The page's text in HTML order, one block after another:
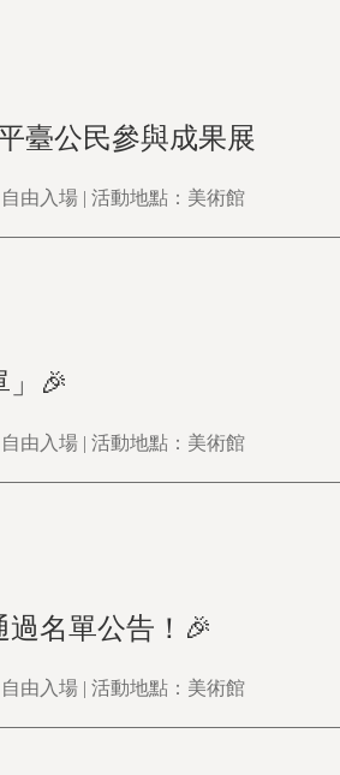
臺公民參與成果展
由入場 | 活動地點：美術館
」🎉
由入場 | 活動地點：美術館
過名單公告！🎉
由入場 | 活動地點：美術館